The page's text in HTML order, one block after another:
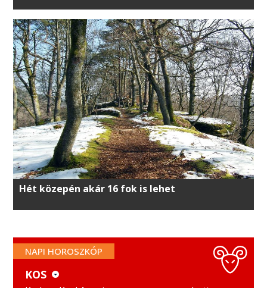
Hét közepén akár 16 fok is lehet
NAPI HOROSZKÓP
KOS
KOS